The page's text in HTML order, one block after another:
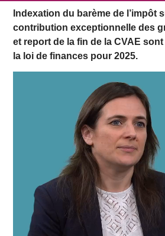
Indexation du barème de l’impôt
contribution exceptionnelle des
et report de la fin de la CVAE
la loi de finances pour 2025.